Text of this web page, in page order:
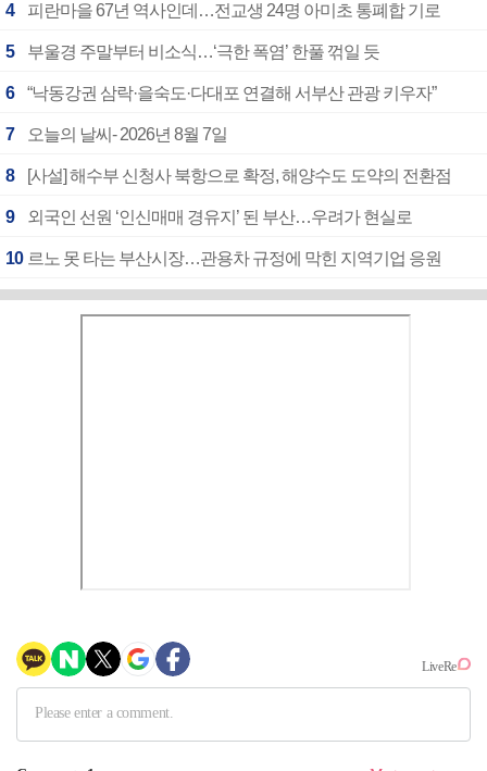
4 피란마을 67년 역사인데…전교생 24명 아미초 통폐합 기로
5 부울경 주말부터 비소식…‘극한 폭염’ 한풀 꺾일 듯
6 “낙동강권 삼락·을숙도·다대포 연결해 서부산 관광 키우자”
7 오늘의 날씨- 2026년 8월 7일
8 [사설] 해수부 신청사 북항으로 확정, 해양수도 도약의 전환점
9 외국인 선원 ‘인신매매 경유지’ 된 부산…우려가 현실로
10 르노 못 타는 부산시장…관용차 규정에 막힌 지역기업 응원